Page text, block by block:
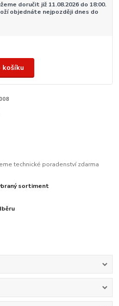
doručit již 11.08.2026 do 18:00.
objednáte nejpozději dnes do
košíku
technické poradenství zdarma
sortiment